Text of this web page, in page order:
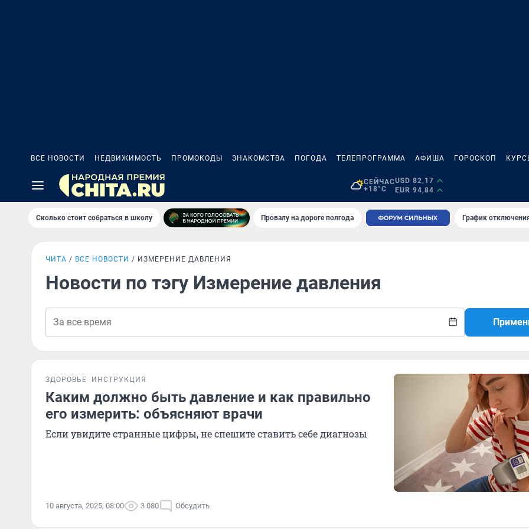
ВСЕ НОВОСТИ НЕДВИЖИМОСТЬ ПРОМОКОДЫ ЗНАКОМСТВА ПОГОДА ТЕЛЕПРОГРАММА АФИША ГОРОСКОП
СЕЙЧАС
+18°C
USD 82,17
EUR 94,84
Сколько стоит собраться в школу Провалу на дороге полгода График
ЧИТА ВСЕ НОВОСТИ ИЗМЕРЕНИЕ ДАВЛЕНИЯ
Новости по тэгу Измерение давления
ЗДОРОВЬЕ ИНСТРУКЦИЯ
Каким должно быть давление и как правильно
его измерить: объясняют врачи
Если увидите странные цифры, не спешите ставить себе диагнозы
10 августа, 2025, 08:00 3 080 Обсудить